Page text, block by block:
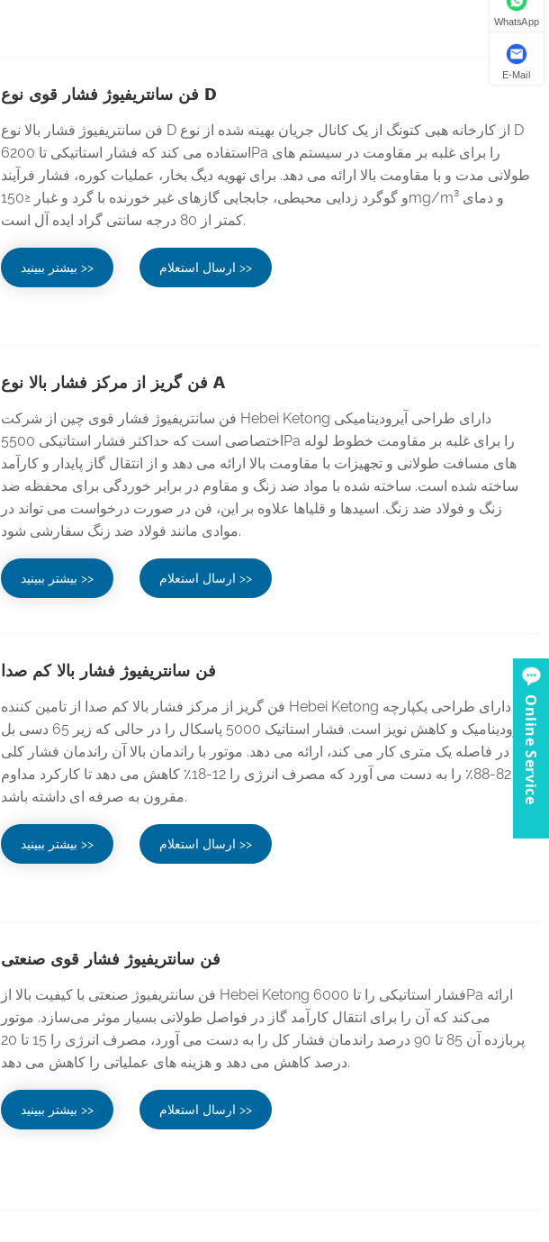
فن سانتریفیوژ فشار قوی نوع D
فن سانتریفیوژ فشار بالا نوع D از کارخانه هبی کتونگ از یک کانال جریان بهینه شده از نوع D
استفاده می کند که فشار استاتیکی تا 6200Pa را برای غلبه بر مقاومت در سیستم های
طولانی مدت و با مقاومت بالا ارائه می دهد. برای تهویه دیگ بخار، عملیات کوره، فشار فرآیند
و گوگرد زدایی محیطی، جابجایی گازهای غیر خورنده با گرد و غبار ≤150mg/m³ و دمای
کمتر از 80 درجه سانتی گراد ایده آل است.
بیشتر ببینید >> ارسال استعلام >>
فن گریز از مرکز فشار بالا نوع A
فن سانتریفیوژ فشار قوی چین از شرکت Hebei Ketong دارای طراحی آیرودینامیکی
اختصاصی است که حداکثر فشار استاتیکی 5500Pa را برای غلبه بر مقاومت خطوط لوله
های مسافت طولانی و تجهیزات با مقاومت بالا ارائه می دهد و از انتقال گاز پایدار و کارآمد
ساخته شده است. ساخته شده با مواد ضد زنگ و مقاوم در برابر خوردگی برای محفظه ضد
زنگ و فولاد ضد زنگ. اسیدها و قلیاها علاوه بر این، فن در صورت درخواست می تواند در
موادی مانند فولاد ضد زنگ سفارشی شود.
بیشتر ببینید >> ارسال استعلام >>
فن سانتریفیوژ فشار بالا کم صدا
فن گریز از مرکز فشار بالا کم صدا از تامین کننده Hebei Ketong دارای طراحی یکپارچه
آیرودینامیک و کاهش نویز است. فشار استاتیک 5000 پاسکال را در حالی که زیر 65 دسی بل
در فاصله یک متری کار می کند، ارائه می دهد. موتور با راندمان بالا آن راندمان فشار کلی
82-88٪ را به دست می آورد که مصرف انرژی را 12-18٪ کاهش می دهد تا کارکرد مداوم
مقرون به صرفه ای داشته باشد.
بیشتر ببینید >> ارسال استعلام >>
فن سانتریفیوژ فشار قوی صنعتی
فن سانتریفیوژ صنعتی با کیفیت بالا از Hebei Ketong فشار استاتیکی را تا 6000Pa ارائه
می‌کند که آن را برای انتقال کارآمد گاز در فواصل طولانی بسیار موثر می‌سازد. موتور
پربازده آن 85 تا 90 درصد راندمان فشار کل را به دست می آورد، مصرف انرژی را 15 تا 20
درصد کاهش می دهد و هزینه های عملیاتی را کاهش می دهد.
بیشتر ببینید >> ارسال استعلام >>
WhatsApp
E-Mail
Online Service